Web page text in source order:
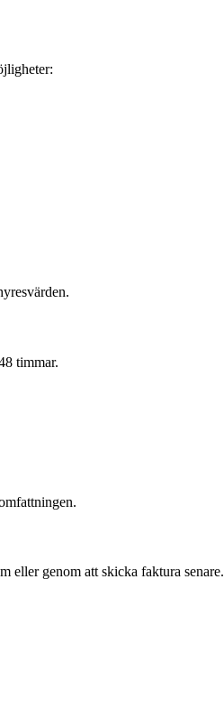
timmar.
eller genom att skicka faktura senare.